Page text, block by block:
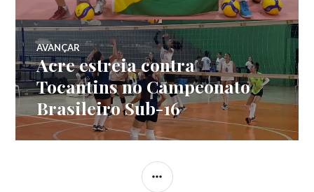
AVANÇAR
Acre estreia contra
Tocantins no Campeonato
Brasileiro Sub-16